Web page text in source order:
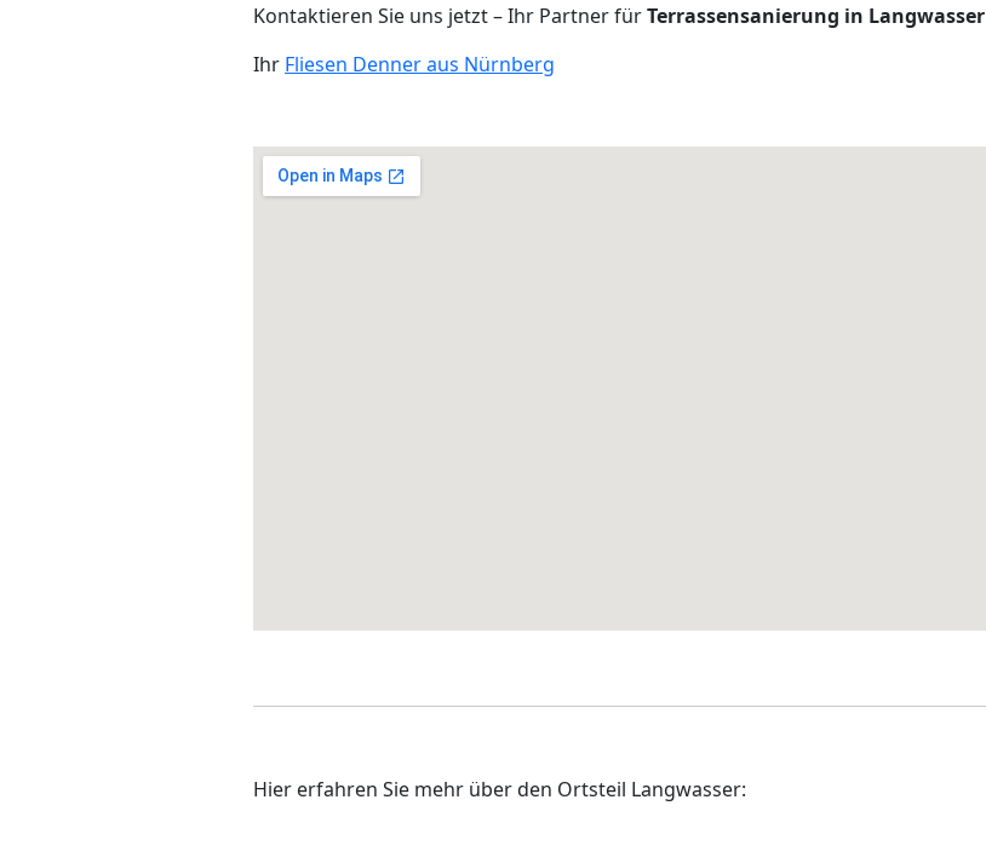
Kontaktieren Sie uns jetzt – Ihr Partner fürTerrassensanierung in Langwasser
Ihr Fliesen Denner aus Nürnberg
Hier erfahren Sie mehr über den Ortsteil Langwasser: